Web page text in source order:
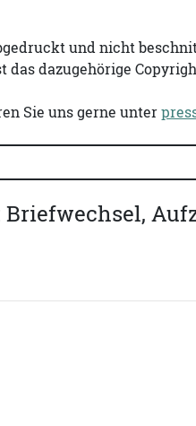
und nicht
dazugehörige
Sie uns gerne unter